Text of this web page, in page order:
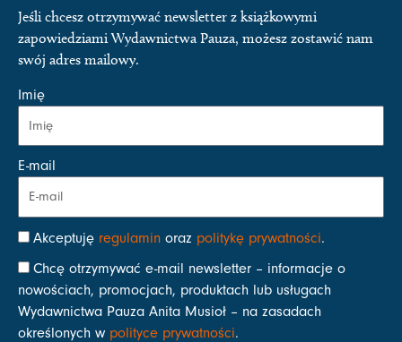
Jeśli chcesz otrzymywać newsletter z książkowymi
zapowiedziami Wydawnictwa Pauza, możesz zostawić nam
swój adres mailowy.
Imię
E-mail
Akceptuję regulamin oraz politykę prywatności.
Chcę otrzymywać e-mail newsletter – informacje o
nowościach, promocjach, produktach lub usługach
Wydawnictwa Pauza Anita Musioł – na zasadach
określonych w polityce prywatności.